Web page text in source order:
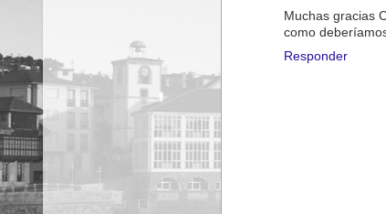
Muchas gracias
como
Responder